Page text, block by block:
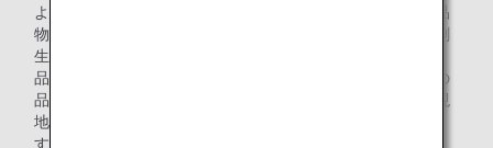
ようになることを目指しています。そして、最終的には、品
物を多く取り扱っていただくことで生産者を応援し、地域創
生につなげていきたいと考えています。
品物にはそれぞれブランドがあります。その土地ならではの
品物を知っていただき、興味を持っていただき、できれば現
地で採れたてを食べてほしいです。本当に味が全く違いま
す！